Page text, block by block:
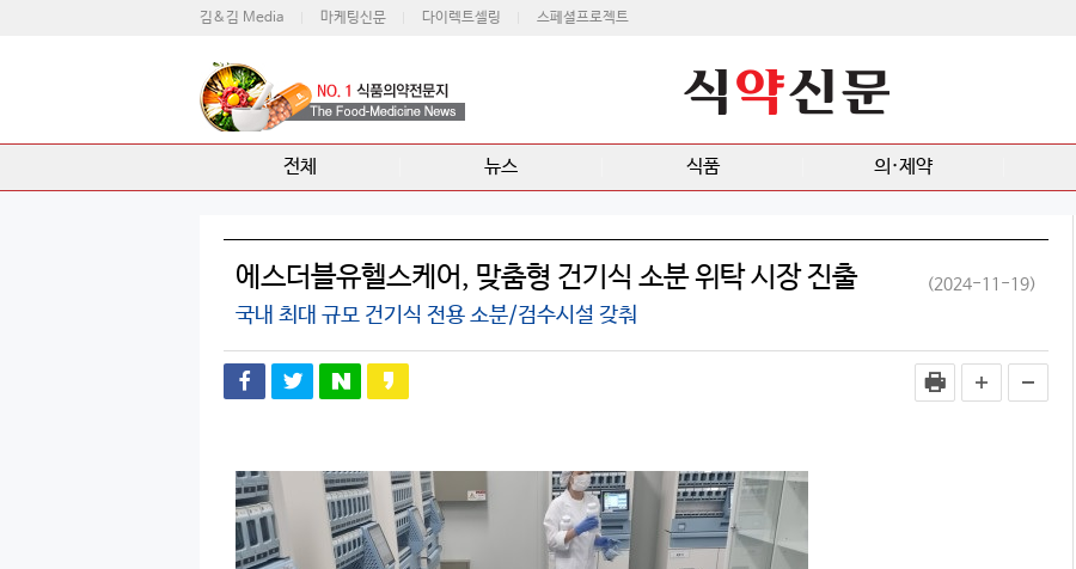
김&김 Media 마케팅신문 다이렉트셀링 스페셜프로젝트
전체 뉴스 식품 의·제약
에스더블유헬스케어, 맞춤형 건기식 소분 위탁 시장 진출 (2024-11-19)
국내 최대 규모 건기식 전용 소분/검수시설 갖춰